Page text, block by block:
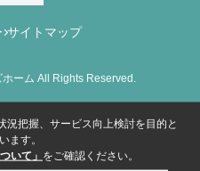
サイトマップ
ーム All Rights Reserved.
況把握、サービス向上検討を目的と
ます。
いて」 をご確認ください。